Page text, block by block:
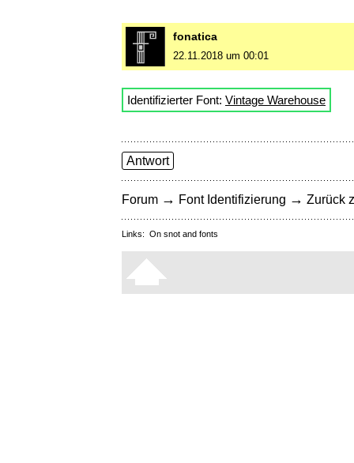
fonatica
22.11.2018 um 00:01
Identifizierter Font: Vintage Warehouse
Antwort
Forum → Font Identifizierung → Zurück
Links: On snot and fonts